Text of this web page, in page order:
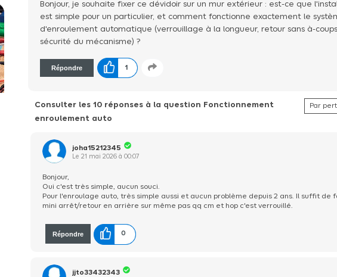
Bonjour, je souhaite fixer ce dévidoir sur un mur extérieur : est-ce que
est simple pour un particulier, et comment fonctionne exactement le
d'enroulement automatique (verrouillage à la longueur, retour sans à-
sécurité du mécanisme) ?
Répondre 1
Consulter les 10 réponses à la question Fonctionnement
enroulement auto
joha15212345
Le21 mai 2026 à00:07
Bonjour,
Oui c'est très simple, aucun souci.
Pour l'enroulage auto, très simple aussi et aucun problème depuis 2 ans. Il suffit de
mini arrêt/retour en arrière sur même pas qq cm et hop c'est verrouillé.
Répondre 0
jjto33432343